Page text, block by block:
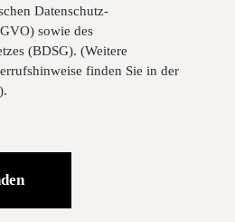
Datenschutz-
sowie des
(BDSG). (Weitere
finden Sie in der
).